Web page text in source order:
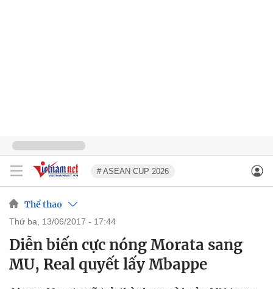
# ASEAN CUP 2026
Thể thao
thứ ba, 13/06/2017 - 17:44
Diễn biến cực nóng Morata sang
MU, Real quyết lấy Mbappe